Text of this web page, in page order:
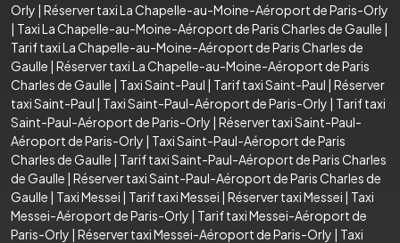
Orly | Réserver taxi La Chapelle-au-Moine-Aéroport de Paris-Orly
| Taxi La Chapelle-au-Moine-Aéroport de Paris Charles de Gaulle |
Tarif taxi La Chapelle-au-Moine-Aéroport de Paris Charles de
Gaulle | Réserver taxi La Chapelle-au-Moine-Aéroport de Paris
Charles de Gaulle | Taxi Saint-Paul | Tarif taxi Saint-Paul | Réserver
taxi Saint-Paul | Taxi Saint-Paul-Aéroport de Paris-Orly | Tarif taxi
Saint-Paul-Aéroport de Paris-Orly | Réserver taxi Saint-Paul-
Aéroport de Paris-Orly | Taxi Saint-Paul-Aéroport de Paris
Charles de Gaulle | Tarif taxi Saint-Paul-Aéroport de Paris Charles
de Gaulle | Réserver taxi Saint-Paul-Aéroport de Paris Charles de
Gaulle | Taxi Messei | Tarif taxi Messei | Réserver taxi Messei | Taxi
Messei-Aéroport de Paris-Orly | Tarif taxi Messei-Aéroport de
Paris-Orly | Réserver taxi Messei-Aéroport de Paris-Orly | Taxi